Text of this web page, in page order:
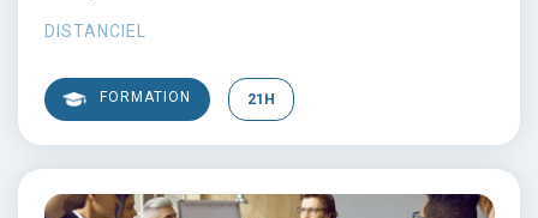
DISTANCIEL
FORMATION 21H